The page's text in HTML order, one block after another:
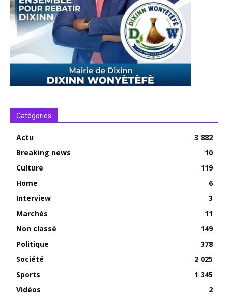
Catégories
Actu
3 882
Breaking news
10
Culture
119
Home
6
Interview
3
Marchés
11
Non classé
149
Politique
378
Société
2 025
Sports
1 345
Vidéos
2